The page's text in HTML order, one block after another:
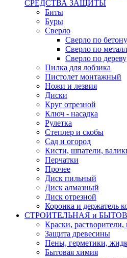
СРЕДСТВА ЗАЩИТЫ
Биты
Буры
Сверло
Сверло по бетону
Сверло по
Сверло по дереву
Пилка для лобзика
Пистолет монтажный
Ножи и лезвия
Диски
Круг отрезной
Ключ - насадка
Рулетка
Степлер и скобы
Сад и огород
Кисти, шпатели,
Перчатки
Прочее
Диск пильный
Диск алмазный
Диск отрезной
Коронка и держатель
СТРОИТЕЛЬНАЯ и
Краски, растворители,
Защита древесины
Пены, герметики,
Бытовая химия